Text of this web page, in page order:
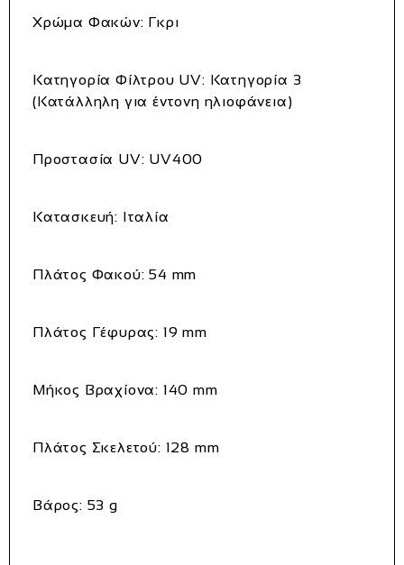
Χρώμα Φακών: Γκρι
Κατηγορία Φίλτρου UV: Κατηγορία 3
(Κατάλληλη για έντονη ηλιοφάνεια)
Προστασία UV: UV400
Κατασκευή: Ιταλία
Πλάτος Φακού: 54 mm
Πλάτος Γέφυρας: 19 mm
Μήκος Βραχίονα: 140 mm
Πλάτος Σκελετού: 128 mm
Βάρος: 53 g